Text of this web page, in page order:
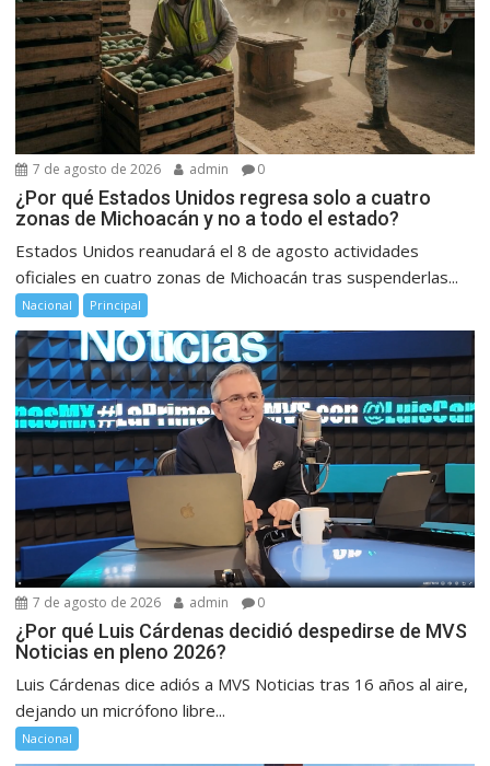
7 de agosto de 2026 admin 0
¿Por qué Estados Unidos regresa solo a cuatro
zonas de Michoacán y no a todo el estado?
Estados Unidos reanudará el 8 de agosto actividades
oficiales en cuatro zonas de Michoacán tras suspenderlas...
Nacional Principal
7 de agosto de 2026 admin 0
¿Por qué Luis Cárdenas decidió despedirse de MVS
Noticias en pleno 2026?
Luis Cárdenas dice adiós a MVS Noticias tras 16 años al aire,
dejando un micrófono libre...
Nacional